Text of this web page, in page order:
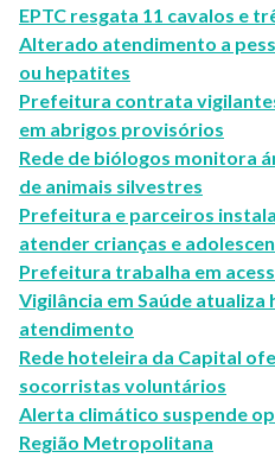
EPTC resgata 11 cavalos e
Alterado atendimento a
ou hepatites
Prefeitura contrata
em abrigos provisórios
Rede de biólogos monitora
de animais silvestres
Prefeitura e parceiros
atender crianças e
Prefeitura trabalha em
Vigilância em Saúde
atendimento
Rede hoteleira da Capital
socorristas voluntários
Alerta climático suspende
Região Metropolitana